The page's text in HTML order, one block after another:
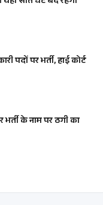
पदों पर भर्ती, हाई कोर्ट
भर्ती के नाम पर ठगी का